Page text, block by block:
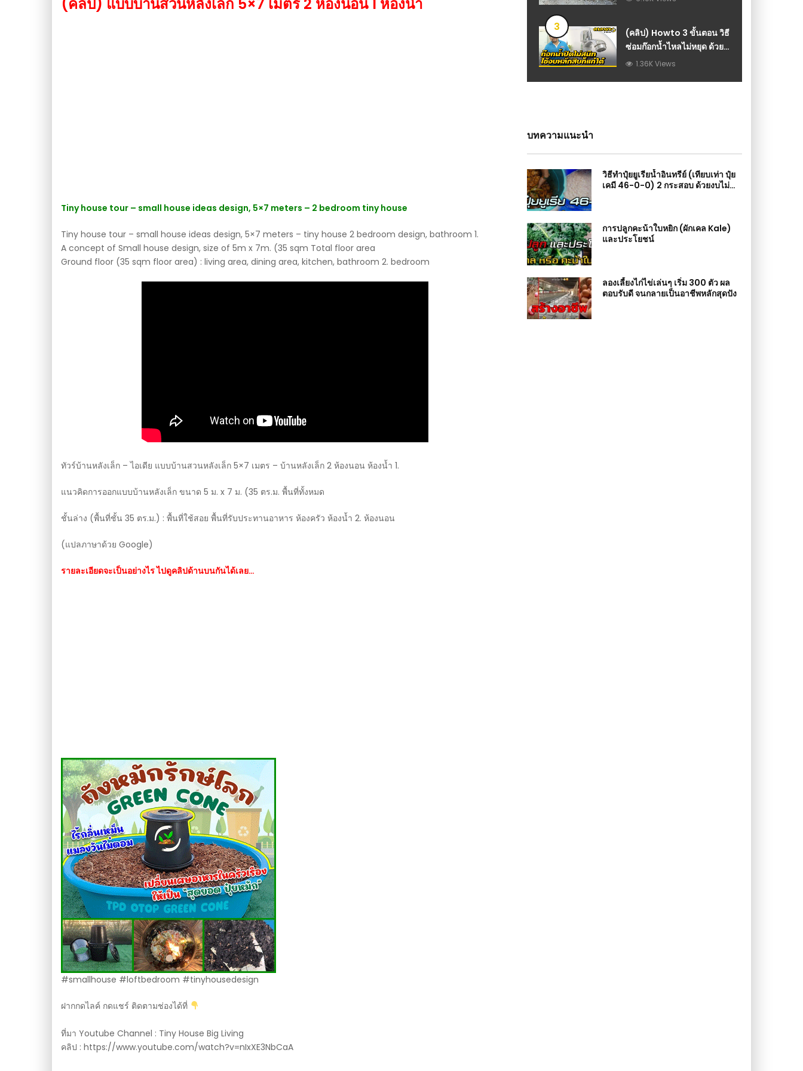
Tiny house tour – small house ideas design, 5×7 meters – 2 bedroom tiny house
Tiny house tour – small house ideas design, 5×7 meters – tiny house 2 bedroom design, bathroom 1.
A concept of Small house design, size of 5m x 7m. (35 sqm Total floor area
Ground floor (35 sqm floor area) : living area, dining area, kitchen, bathroom 2. bedroom
ทัวร์บ้านหลังเล็ก – ไอเดีย แบบบ้านสวนหลังเล็ก 5×7 เมตร – บ้านหลังเล็ก 2 ห้องนอน ห้องน้ำ 1.
แนวคิดการออกแบบบ้านหลังเล็ก ขนาด 5 ม. x 7 ม. (35 ตร.ม. พื้นที่ทั้งหมด
ชั้นล่าง (พื้นที่ชั้น 35 ตร.ม.) : พื้นที่ใช้สอย พื้นที่รับประทานอาหาร ห้องครัว ห้องน้ำ 2. ห้องนอน
(แปลภาษาด้วย Google)
รายละเอียดจะเป็นอย่างไร ไปดูคลิปด้านบนกันได้เลย…
#smallhouse #loftbedroom #tinyhousedesign
ฝากกดไลค์ กดแชร์ ติดตามช่องได้ที่
ที่มา Youtube Channel : Tiny House Big Living
คลิป : https://www.youtube.com/watch?v=nIxXE3NbCaA
3
(คลิป) Howto 3 ขั้นตอน วิธี
ซ่อมก๊อกน้ำไหลไม่หยุด ด้วย
งบหลักสิบ
1.36K Views
บทความแนะนำ
วิธีทำปุ๋ยยูเรียน้ำอินทรีย์ (เทียบเท่า ปุ๋ย
เคมี 46-0-0) 2 กระสอบ ด้วยงบไม่
การปลูกคะน้าใบหยิก (ผักเคล Kale)
และประโยชน์
ลองเลี้ยงไก่ไข่เล่นๆ เริ่ม 300 ตัว ผล
ตอบรับดี จนกลายเป็นอาชีพหลักสุดปัง